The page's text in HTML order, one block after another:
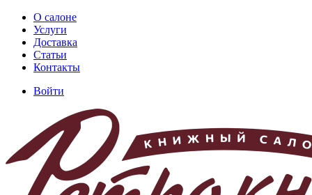
Перейти
основному
содержанию
Основная
навигация
О салоне
Услуги
Доставка
Статьи
Контакты
учётной
записи
пользователя
Войти